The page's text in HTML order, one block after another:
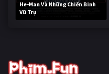
He-Man Và Những Chiến Binh
Vũ Trụ
246,083 lượt xem